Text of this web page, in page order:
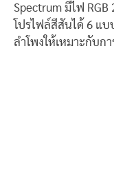
Spectrum มีไฟ
โปรไฟล์สีสันได้ 6 แบ
ลำโพงให้เหมาะกับก